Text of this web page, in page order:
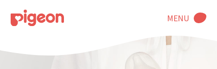
MENU